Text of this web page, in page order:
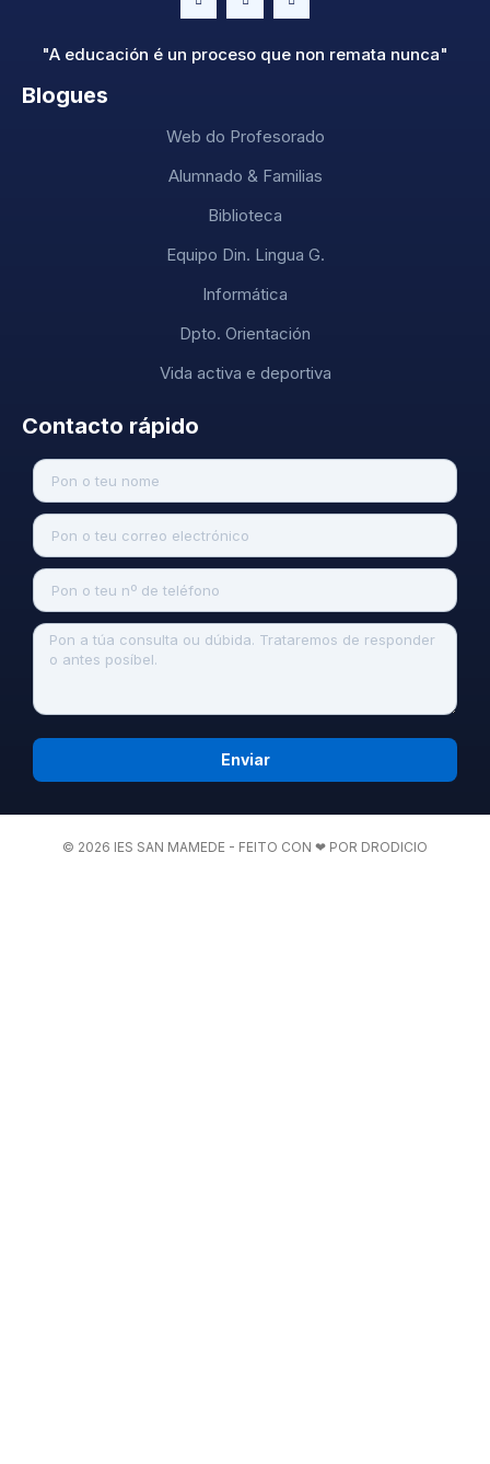
"A educación é un proceso que non remata nunca"
Blogues
Web do Profesorado
Alumnado & Familias
Biblioteca
Equipo Din. Lingua G.
Informática
Dpto. Orientación
Vida activa e deportiva
Contacto rápido
Enviar
© 2026 IES SAN MAMEDE - FEITO CON ❤ POR DRODICIO